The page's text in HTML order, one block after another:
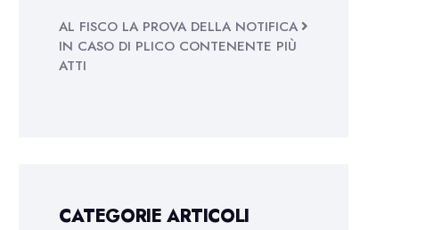
AL FISCO LA PROVA DELLA NOTIFICA
IN CASO DI PLICO CONTENENTE PIÙ
ATTI
CATEGORIE ARTICOLI